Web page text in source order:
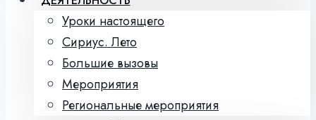
Уроки настоящего
Сириус. Лето
Большие вызовы
Мероприятия
Региональные мероприятия